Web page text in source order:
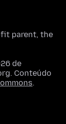
parent, the
de
Conteúdo
.